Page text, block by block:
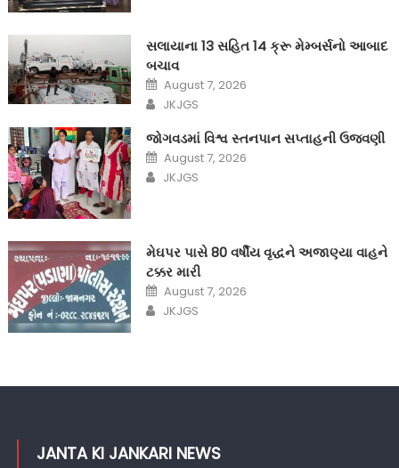
સલાયાના 13 સહિત 14 ક્રૂ મેમ્બર્સનો આબાદ
બચાવ‎
Posted
on
August 7, 2026
Author
JKJGS
જોગવડમાં વિશ્વ સ્તનપાન સપ્તાહની ઉજવણી
Posted
on
August 7, 2026
Author
JKJGS
મેઘપર પાસે 80 વર્ષીય વૃદ્ધને અજાણ્યા વાહને
ટક્કર મારી
Posted
on
August 7, 2026
Author
JKJGS
JANTA KI JANKARI NEWS